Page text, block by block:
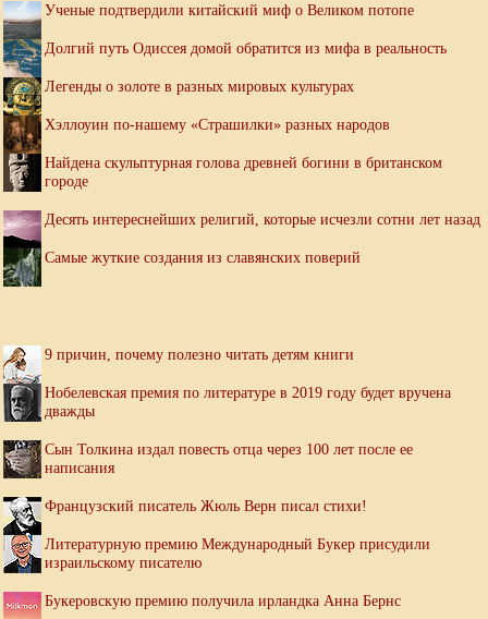
Ученые подтвердили китайский миф о Великом потопе
Долгий путь Одиссея домой обратится из мифа в реальность
Легенды о золоте в разных мировых культурах
Хэллоуин по-нашему «Страшилки» разных народов
Найдена скульптурная голова древней богини в британском
городе
Десять интереснейших религий, которые исчезли сотни лет назад
Самые жуткие создания из славянских поверий
9 причин, почему полезно читать детям книги
Нобелевская премия по литературе в 2019 году будет вручена
дважды
Сын Толкина издал повесть отца через 100 лет после ее
написания
Французский писатель Жюль Верн писал стихи!
Литературную премию Международный Букер присудили
израильскому писателю
Букеровскую премию получила ирландка Анна Бернс